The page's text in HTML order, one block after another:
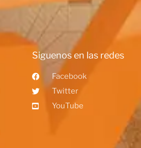
Siguenos en las redes
Facebook
Twitter
YouTube